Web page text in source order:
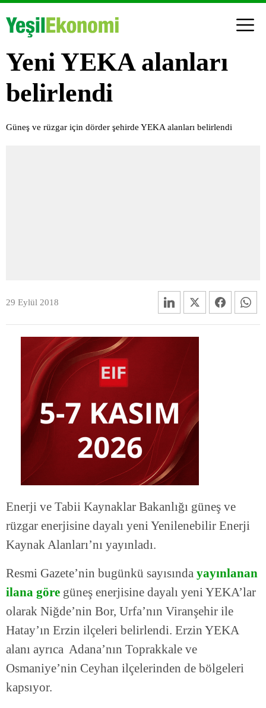
Yeni YEKA alanları
belirlendi
Güneş ve rüzgar için dörder şehirde YEKA alanları belirlendi
29 Eylül 2018
Enerji ve Tabii Kaynaklar Bakanlığı güneş ve
rüzgar enerjisine dayalı yeni Yenilenebilir Enerji
Kaynak Alanları’nı yayınladı.
Resmi Gazete’nin bugünkü sayısında yayınlanan
ilana göre güneş enerjisine dayalı yeni YEKA’lar
olarak Niğde’nin Bor, Urfa’nın Viranşehir ile
Hatay’ın Erzin ilçeleri belirlendi. Erzin YEKA
alanı ayrıca Adana’nın Toprakkale ve
Osmaniye’nin Ceyhan ilçelerinden de bölgeleri
kapsıyor.